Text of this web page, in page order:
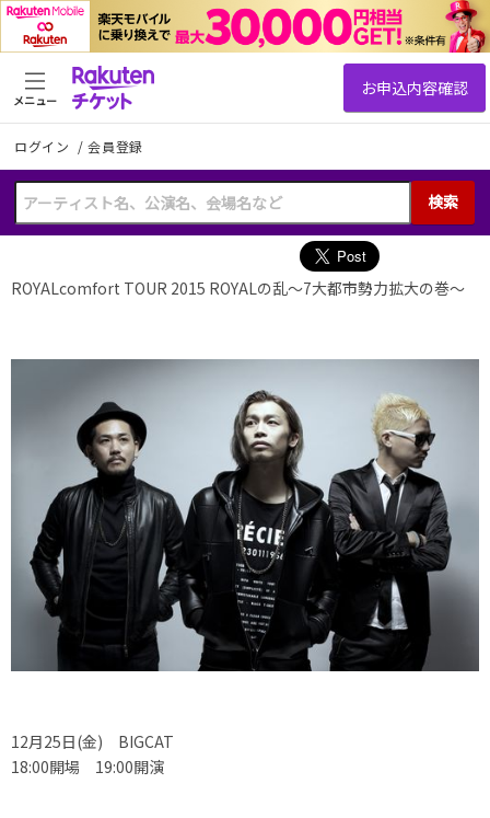
ログイン /会員登録
検索
メニュー
ROYALcomfort TOUR 2015 ROYALの乱～7大都市勢力拡大の巻～
12月25日(金) BIGCAT
18:00開場 19:00開演